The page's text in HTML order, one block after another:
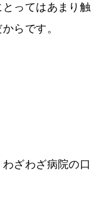
ってはあまり触
らです。
ざわざ病院の口